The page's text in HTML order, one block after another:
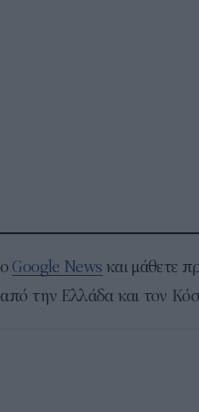
Google News και μάθετε
την Ελλάδα και τον